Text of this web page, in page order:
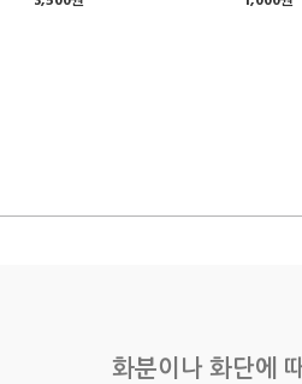
화분이나 화단에